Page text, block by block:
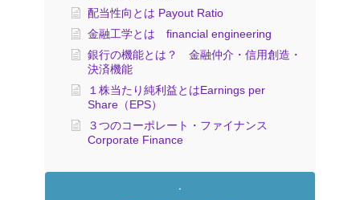
配当性向とは Payout Ratio
金融工学とは financial engineering
銀行の機能とは？ 金融仲介・信用創造・
決済機能
１株当たり純利益とはEarnings per
Share（EPS）
３つのコーポレート・ファイナンス
Corporate Finance